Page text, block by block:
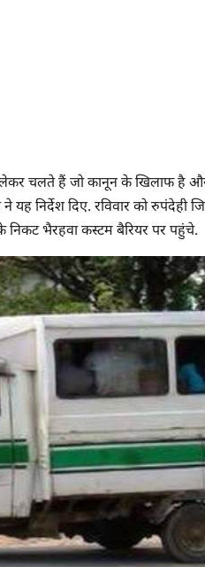
लेकर चलते हैं जो कानून के खिलाफ है
यह निर्देश दिए. रविवार को
निकट भैरहवा कस्टम बैरियर पर पहुंचे.